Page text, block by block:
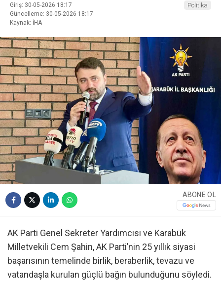
Giriş: 30-05-2026 18:17
Güncelleme: 30-05-2026 18:17
Kaynak: İHA
Politika
ABONE OL
AK Parti Genel Sekreter Yardımcısı ve Karabük
Milletvekili Cem Şahin, AK Parti’nin 25 yıllık siyasi
başarısının temelinde birlik, beraberlik, tevazu ve
vatandaşla kurulan güçlü bağın bulunduğunu söyledi.